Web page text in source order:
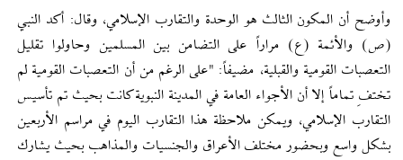
وأوضح أن المكون الثالث هو الوحدة والتقارب الإسلامي، وقال: أكد النبي
(ص) والأئمة (ع) مراراً على التضامن بين المسلمين وحاولوا تقليل
التعصبات القومية والقبلية، مضيفاً: "على الرغم من أن التعصبات القومية لم
تختفِ تماماً إلا أن الأجواء العامة في المدينة النبوية كانت بحيث تم تأسيس
التقارب الإسلامي، ويمكن ملاحظة هذا التقارب اليوم في مراسم الأربعين
بشكل واسع وبحضور مختلف الأعراق والجنسيات والمذاهب بحيث يشارك